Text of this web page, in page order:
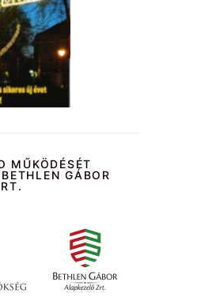
MŰKÖDÉSÉT
GÁBOR